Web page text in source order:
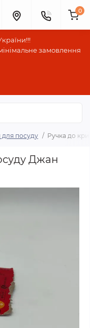
замовлення
0
посуду Ручка до
Джан